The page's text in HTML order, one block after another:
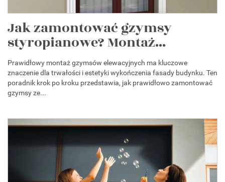
Jak zamontować gzymsy
styropianowe? Montaż...
Prawidłowy montaż gzymsów elewacyjnych ma kluczowe
znaczenie dla trwałości i estetyki wykończenia fasady budynku. Ten
poradnik krok po kroku przedstawia, jak prawidłowo zamontować
gzymsy ze...